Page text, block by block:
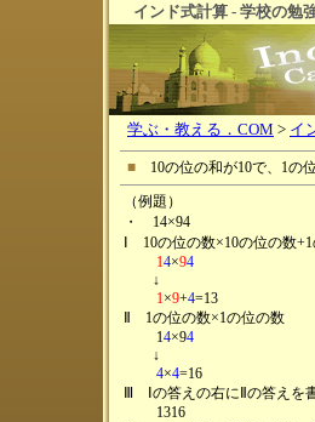
インド式計算 - 学校の勉
学ぶ・教える．COM > イ
■ 10の位の和が10で、1の
（例題）
・ 14×94
Ⅰ 10の位の数×10の位の数+1
14×94
↓
1×9+4=13
Ⅱ 1の位の数×1の位の数
14×94
↓
4×4=16
Ⅲ Ⅰの答えの右にⅡの答えを
1316